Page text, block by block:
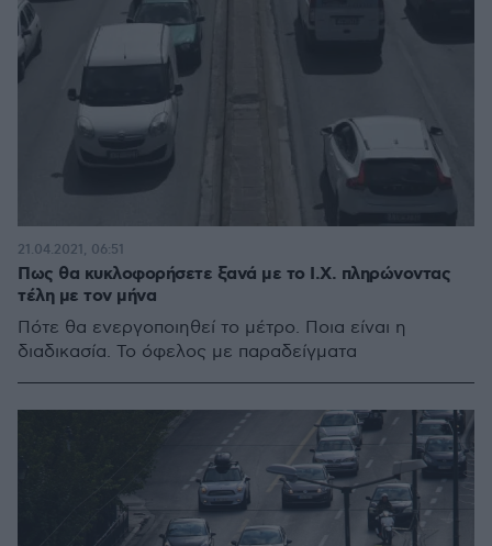
Πως θα κυκλοφορήσετε ξανά με το Ι.Χ. πληρώνοντας
τέλη με τον μήνα
Πότε θα ενεργοποιηθεί το μέτρο. Ποια είναι η
διαδικασία. Το όφελος με παραδείγματα
21.04.2021, 06:51